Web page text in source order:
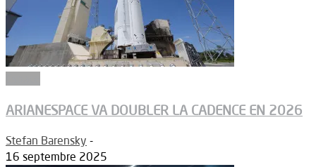
ARIANESPACE VA DOUBLER LA CADENCE EN 2026
Stefan Barensky -
16 septembre 2025